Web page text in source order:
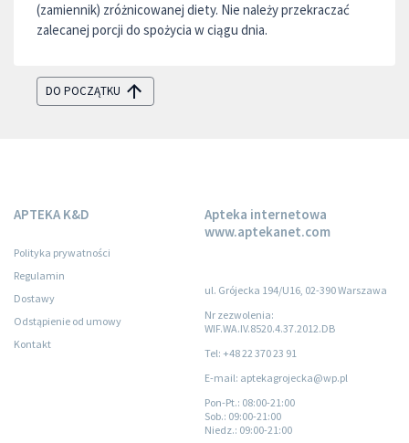
(zamiennik) zróżnicowanej diety. Nie należy przekraczać
zalecanej porcji do spożycia w ciągu dnia.
DO POCZĄTKU
APTEKA K&D
Polityka prywatności
Regulamin
Dostawy
Odstąpienie od umowy
Kontakt
Apteka internetowa
www.aptekanet.com
ul. Grójecka 194/U16, 02-390 Warszawa
Nr zezwolenia:
WIF.WA.IV.8520.4.37.2012.DB
Tel: +48 22 370 23 91
E-mail: aptekagrojecka@wp.pl
Pon-Pt.: 08:00-21:00
Sob.: 09:00-21:00
Niedz.: 09:00-21:00